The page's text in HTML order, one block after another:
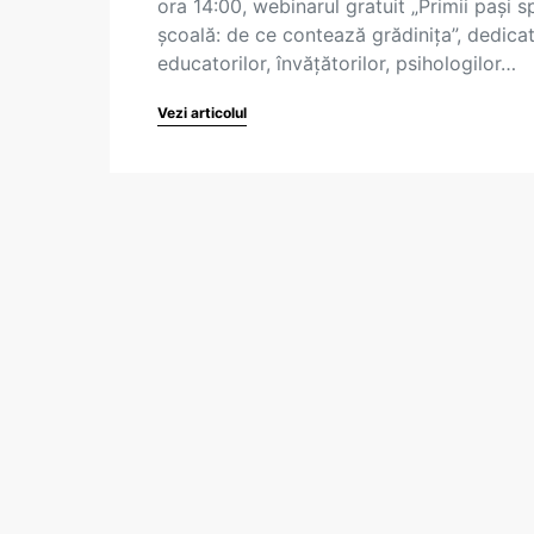
ora 14:00, webinarul gratuit „Primii pași
școală: de ce contează grădinița”, dedicat
educatorilor, învățătorilor, psihologilor…
Vezi articolul